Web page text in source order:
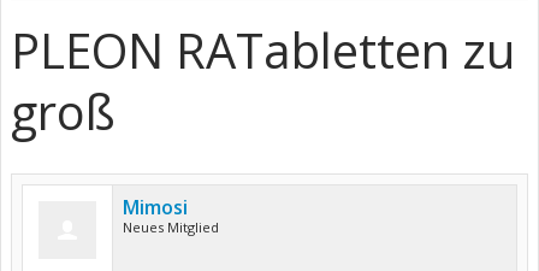
PLEON RATabletten zu
groß
Mimosi
Neues Mitglied